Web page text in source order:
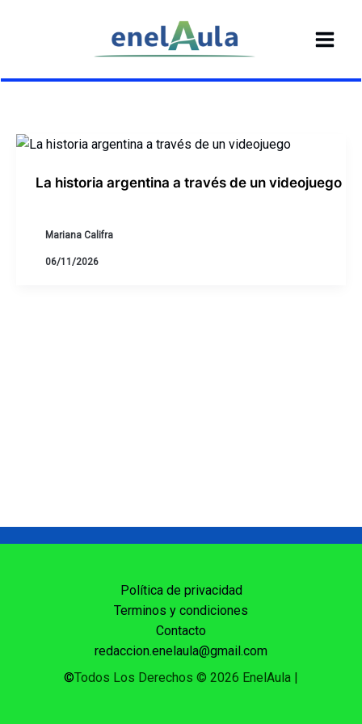
La historia argentina a través de un videojuego
Mariana Califra
06/11/2026
Política de privacidad
Terminos y condiciones
Contacto
redaccion.enelaula@gmail.com
©Todos Los Derechos © 2026 EnelAula |